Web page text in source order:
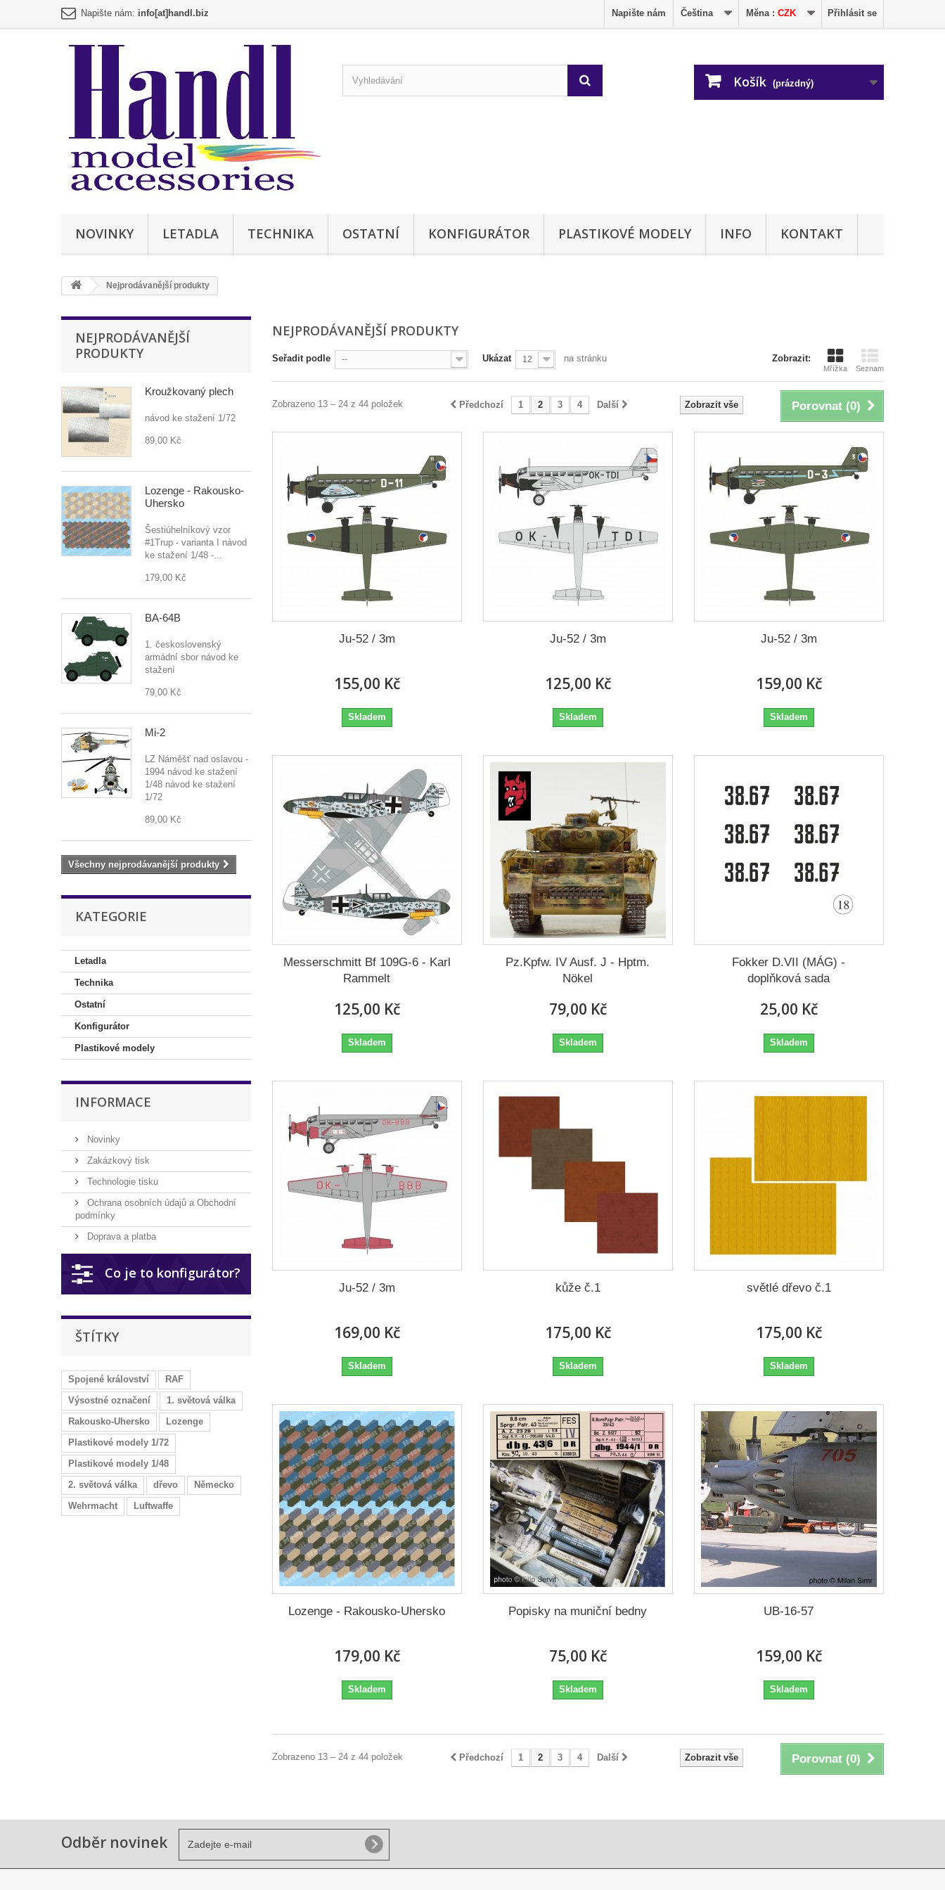
Přihlásit se
Měna : CZK
Čeština
Napište nám
Napište nám: info[at]handl.biz
Košík (prázdný)
NOVINKY LETADLA TECHNIKA OSTATNÍ KONFIGURÁTOR PLASTIKOVÉ MODELY INFO KONTAKT
Nejprodávanější produkty
NEJPRODÁVANĚJŠÍ
PRODUKTY
Kroužkovaný plech
návod ke stažení 1/72
89,00 Kč
Lozenge - Rakousko-
Uhersko
Šestiúhelníkový vzor
#1Trup - varianta I návod
ke stažení 1/48 -...
179,00 Kč
BA-64B
1. československý
armádní sbor návod ke
stažení
79,00 Kč
Mi-2
LZ Náměšť nad oslavou -
1994 návod ke stažení
1/48 návod ke stažení
1/72
89,00 Kč
Všechny nejprodávanější produkty
KATEGORIE
Letadla
Technika
Ostatní
Konfigurátor
Plastikové modely
INFORMACE
Novinky
Zakázkový tisk
Technologie tisku
Ochrana osobních údajů a Obchodní
podmínky
Doprava a platba
Co je to konfigurátor?
ŠTÍTKY
Spojené království
RAF
Výsostné označení
1. světová válka
Rakousko-Uhersko
Lozenge
Plastikové modely 1/72
Plastikové modely 1/48
2. světová válka
dřevo
Německo
Wehrmacht
Luftwaffe
NEJPRODÁVANĚJŠÍ PRODUKTY
Zobrazit:
Mřížka Seznam
Seřadit podle -- Ukázat 12 na stránku
Porovnat (0)
Zobrazit vše
Předchozí 1 2 3 4 Další
Zobrazeno 13 – 24 z 44 položek
Ju-52 / 3m
155,00 Kč
Skladem
Ju-52 / 3m
125,00 Kč
Skladem
Ju-52 / 3m
159,00 Kč
Skladem
Messerschmitt Bf 109G-6 - Karl
Rammelt
125,00 Kč
Skladem
Pz.Kpfw. IV Ausf. J - Hptm.
Nökel
79,00 Kč
Skladem
Fokker D.VII (MÁG) -
doplňková sada
25,00 Kč
Skladem
Ju-52 / 3m
169,00 Kč
Skladem
kůže č.1
175,00 Kč
Skladem
světlé dřevo č.1
175,00 Kč
Skladem
Lozenge - Rakousko-Uhersko
179,00 Kč
Skladem
Popisky na muniční bedny
75,00 Kč
Skladem
UB-16-57
159,00 Kč
Skladem
Porovnat (0)
Zobrazit vše
Předchozí 1 2 3 4 Další
Zobrazeno 13 – 24 z 44 položek
Odběr novinek